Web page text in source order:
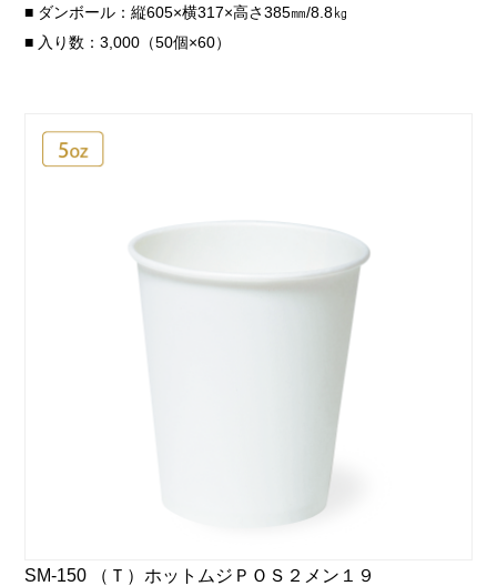
■ ダンボール：縦605×横317×高さ385㎜/8.8㎏
■ 入り数：3,000（50個×60）
SM-150 （Ｔ）ホットムジＰＯＳ２メン１９